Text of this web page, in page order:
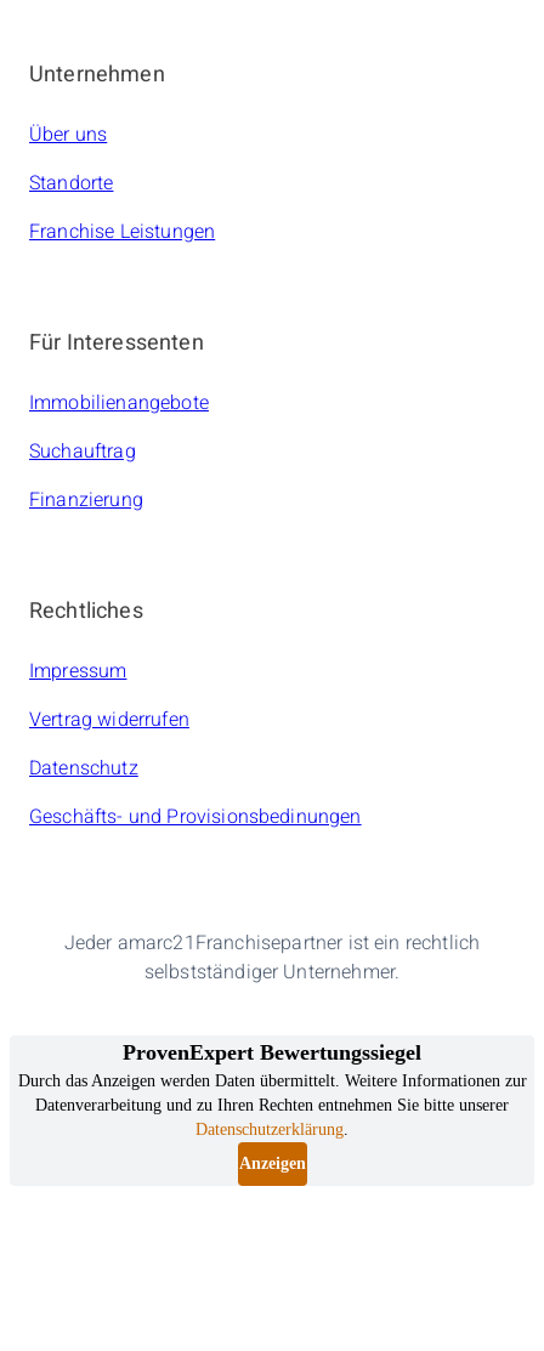
Unternehmen
Über uns
Standorte
Franchise Leistungen
Für Interessenten
Immobilienangebote
Suchauftrag
Finanzierung
Rechtliches
Impressum
Vertrag widerrufen
Datenschutz
Geschäfts- und Provisionsbedinungen
Jeder amarc21Franchisepartner ist ein rechtlich
selbstständiger Unternehmer.